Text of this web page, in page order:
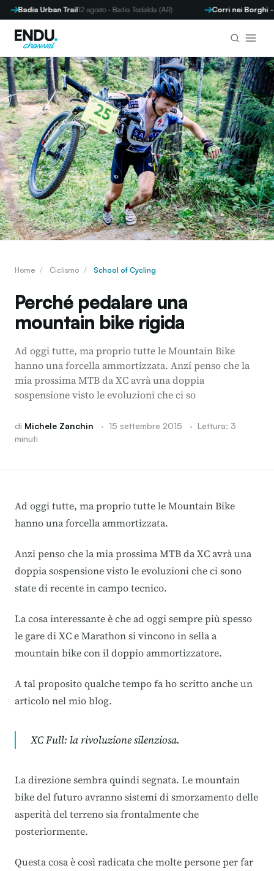
Urban Trail12 agosto · Badia Tedalda (AR) Corri nei Borghi - Parre
Home / Ciclismo / School of Cycling
Perché pedalare una
mountain bike rigida
Ad oggi tutte, ma proprio tutte le Mountain Bike
hanno una forcella ammortizzata. Anzi penso che la
mia prossima MTB da XC avrà una doppia
sospensione visto le evoluzioni che ci so
di Michele Zanchin · 15 settembre 2015 · Lettura: 3
minuti
Ad oggi tutte, ma proprio tutte le Mountain Bike
hanno una forcella ammortizzata.
Anzi penso che la mia prossima MTB da XC avrà una
doppia sospensione visto le evoluzioni che ci sono
state di recente in campo tecnico.
La cosa interessante è che ad oggi sempre più spesso
le gare di XC e Marathon si vincono in sella a
mountain bike con il doppio ammortizzatore.
A tal proposito qualche tempo fa ho scritto anche un
articolo nel mio blog.
XC Full: la rivoluzione silenziosa.
La direzione sembra quindi segnata. Le mountain
bike del futuro avranno sistemi di smorzamento delle
asperità del terreno sia frontalmente che
posteriormente.
Questa cosa è così radicata che molte persone per far